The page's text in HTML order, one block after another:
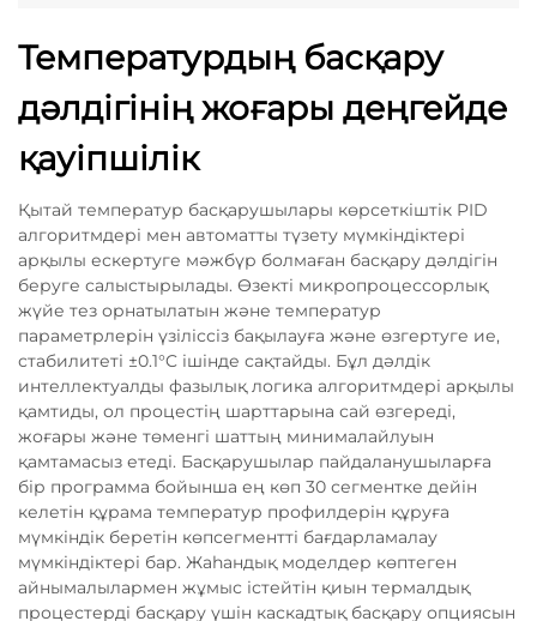
Температурдың басқару
дәлдігінің жоғары деңгейде
қауіпшілік
Қытай температур басқарушылары көрсеткіштік PID
алгоритмдері мен автоматты түзету мүмкіндіктері
арқылы ескертуге мәжбүр болмаған басқару дәлдігін
беруге салыстырылады. Өзекті микропроцессорлық
жүйе тез орнатылатын және температур
параметрлерін үзіліссіз бақылауға және өзгертуге ие,
стабилитеті ±0.1°C ішінде сақтайды. Бұл дәлдік
интеллектуалды фазылық логика алгоритмдері арқылы
қамтиды, ол процестің шарттарына сай өзгереді,
жоғары және төменгі шаттың минималайлуын
қамтамасыз етеді. Басқарушылар пайдаланушыларға
бір программа бойынша ең көп 30 сегментке дейін
келетін құрама температур профилдерін құруға
мүмкіндік беретін көпсегментті бағдарламалау
мүмкіндіктері бар. Жаһандық моделдер көптеген
айнымалылармен жұмыс істейтін қиын термалдық
процестерді басқару үшін каскадтық басқару опциясын